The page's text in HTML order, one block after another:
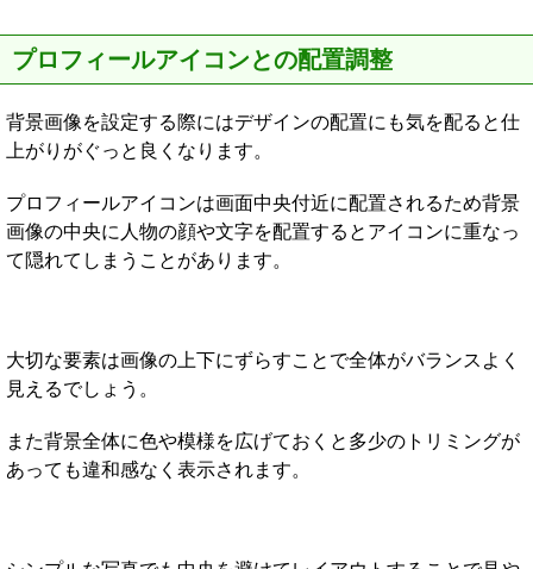
プロフィールアイコンとの配置調整
背景画像を設定する際にはデザインの配置にも気を配ると仕
上がりがぐっと良くなります。
プロフィールアイコンは画面中央付近に配置されるため背景
画像の中央に人物の顔や文字を配置するとアイコンに重なっ
て隠れてしまうことがあります。
大切な要素は画像の上下にずらすことで全体がバランスよく
見えるでしょう。
また背景全体に色や模様を広げておくと多少のトリミングが
あっても違和感なく表示されます。